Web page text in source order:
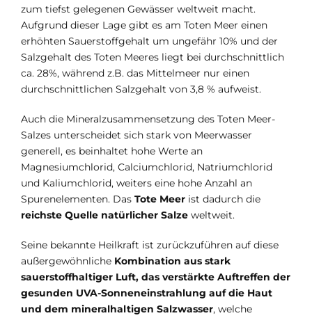
zum tiefst gelegenen Gewässer weltweit macht.
Aufgrund dieser Lage gibt es am Toten Meer einen
erhöhten Sauerstoffgehalt um ungefähr 10% und der
Salzgehalt des Toten Meeres liegt bei durchschnittlich
ca. 28%, während z.B. das Mittelmeer nur einen
durchschnittlichen Salzgehalt von 3,8 % aufweist.
Auch die Mineralzusammensetzung des Toten Meer-
Salzes unterscheidet sich stark von Meerwasser
generell, es beinhaltet hohe Werte an
Magnesiumchlorid, Calciumchlorid, Natriumchlorid
und Kaliumchlorid, weiters eine hohe Anzahl an
Spurenelementen. Das Tote Meer ist dadurch die
reichste Quelle natürlicher Salze weltweit.
Seine bekannte Heilkraft ist zurückzuführen auf diese
außergewöhnliche Kombination aus stark
sauerstoffhaltiger Luft, das verstärkte Auftreffen der
gesunden UVA-Sonneneinstrahlung auf die Haut
und dem mineralhaltigen Salzwasser, welche